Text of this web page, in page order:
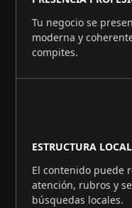
Tu negocio se
moderna y
compites.
ESTRUCTURA LOCAL
El contenido puede
atención, rubros y
búsquedas locales.